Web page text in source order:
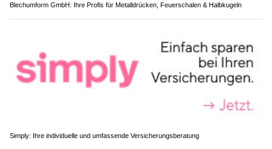
Blechumform GmbH: Ihre Profis für Metalldrücken, Feuerschalen & Halbkugeln
Simply: Ihre individuelle und umfassende Versicherungsberatung